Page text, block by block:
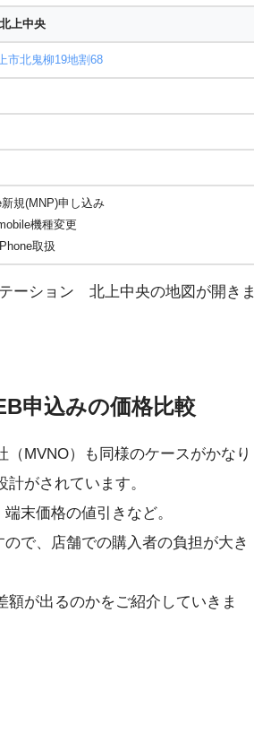
上中央
市北鬼柳19地割68
規(MNP)申し込み
機種変更
取扱
ーション 北上中央の地図が開きま
申込みの価格比較
MVNO）も同様のケースがかなり
がされています。
末価格の値引きなど。
で、店舗での購入者の負担が大き
が出るのかをご紹介していきま